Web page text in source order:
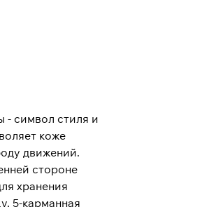
- символ стиля и
коже
движений.
стороне
хранения
5-карманная